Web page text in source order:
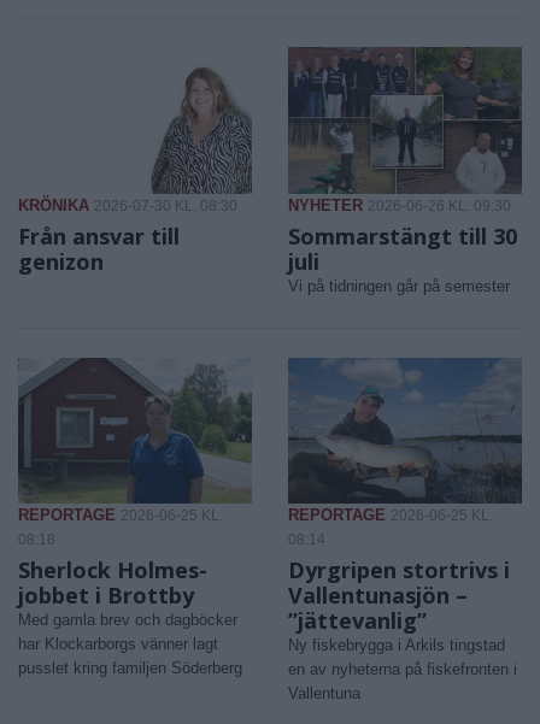
KRÖNIKA 2026-07-30 KL. 08:30
Från ansvar till
genizon
NYHETER 2026-06-26 KL. 09:30
Sommarstängt till 30
juli
Vi på tidningen går på semester
REPORTAGE 2026-06-25 KL.
08:18
Sherlock Holmes-
jobbet i Brottby
Med gamla brev och dagböcker
har Klockarborgs vänner lagt
pusslet kring familjen Söderberg
REPORTAGE 2026-06-25 KL.
08:14
Dyrgripen stortrivs i
Vallentunasjön –
”jättevanlig”
Ny fiskebrygga i Arkils tingstad
en av nyheterna på fiskefronten i
Vallentuna